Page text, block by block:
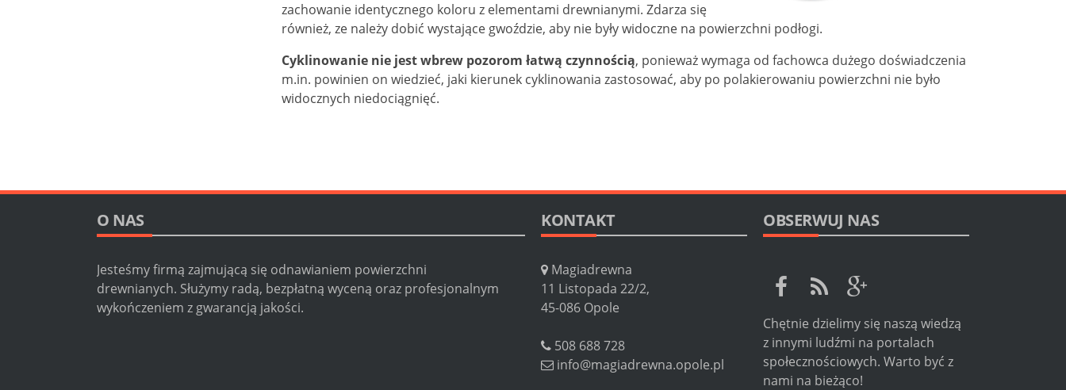
zachowanie identycznego koloru z elementami drewnianymi. Zdarza się
również, ze należy dobić wystające gwoździe, aby nie były widoczne na powierzchni podłogi.
Cyklinowanie nie jest wbrew pozorom łatwą czynnością, ponieważ wymaga od fachowca dużego doświadczenia
m.in. powinien on wiedzieć, jaki kierunek cyklinowania zastosować, aby po polakierowaniu powierzchni nie było
widocznych niedociągnięć.
O NAS
Jesteśmy firmą zajmującą się odnawianiem powierzchni
drewnianych. Służymy radą, bezpłatną wyceną oraz profesjonalnym
wykończeniem z gwarancją jakości.
KONTAKT
Magiadrewna
11 Listopada 22/2,
45-086 Opole
508 688 728
info@magiadrewna.opole.pl
OBSERWUJ NAS
Chętnie dzielimy się naszą wiedzą
z innymi ludźmi na portalach
społecznościowych. Warto być z
nami na bieżąco!